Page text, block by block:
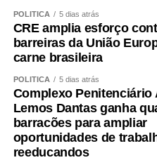
POLÍTICA 5 dias atrás
CRE amplia esforço
barreiras da União
carne brasileira
POLÍTICA 5 dias atrás
Complexo Penitenciário
Lemos Dantas ganha
barracões para ampliar
oportunidades de
reeducandos